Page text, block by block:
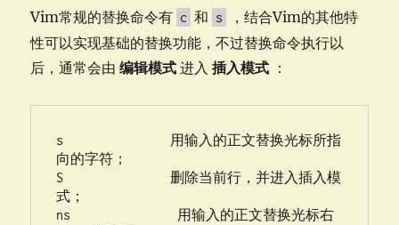
Vim常规的替换命令有 c 和 s
，结合Vim的其他特
性可以实现基础的替换功能，不过替换命令执行以
后，通常会由编辑模式 进入插入模式 ：
s               用输入的正文替换光标所指
向的字符；
S               删除当前行，并进入插入模
式；
ns               用输入的正文替换光标右